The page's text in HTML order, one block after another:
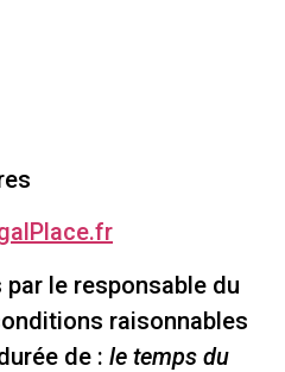
le responsable du
raisonnables
de : le temps du